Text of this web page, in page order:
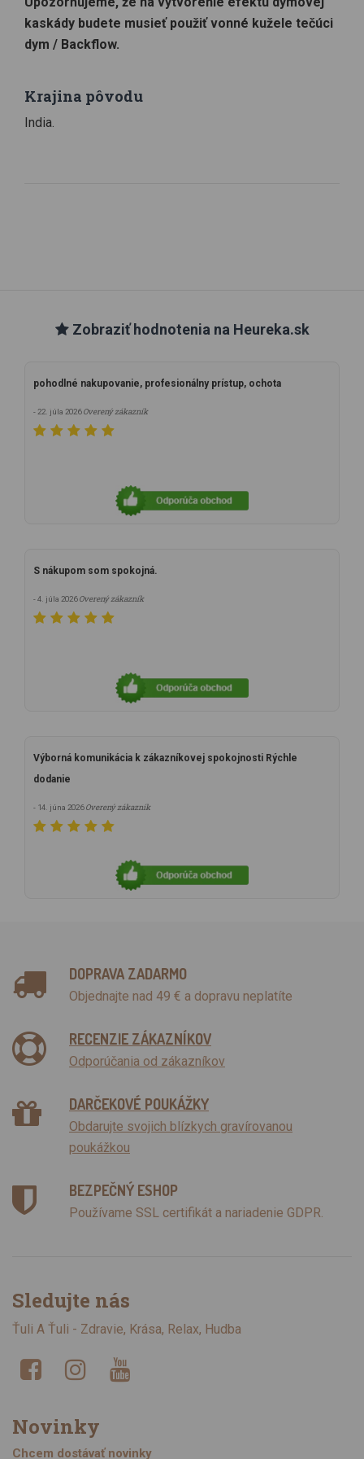
kaskády budete musieť použiť vonné kužele tečúci
dym / Backflow.
Krajina pôvodu
India.
Zobraziť hodnotenia na Heureka.sk
pohodlné nakupovanie, profesionálny prístup, ochota
- 22. júla 2026Overený zákazník
S nákupom som spokojná.
- 4. júla 2026Overený zákazník
Výborná komunikácia k zákazníkovej spokojnosti Rýchle
dodanie
- 14. júna 2026Overený zákazník
DOPRAVA ZADARMO
Objednajte nad 49 € a dopravu neplatíte
RECENZIE ZÁKAZNÍKOV
Odporúčania od zákazníkov
DARČEKOVÉ POUKÁŽKY
Obdarujte svojich blízkych gravírovanou
poukážkou
BEZPEČNÝ ESHOP
Používame SSL certifikát a nariadenie GDPR.
Sledujte nás
Ťuli A Ťuli - Zdravie, Krása, Relax, Hudba
Novinky
Chcem dostávať novinky